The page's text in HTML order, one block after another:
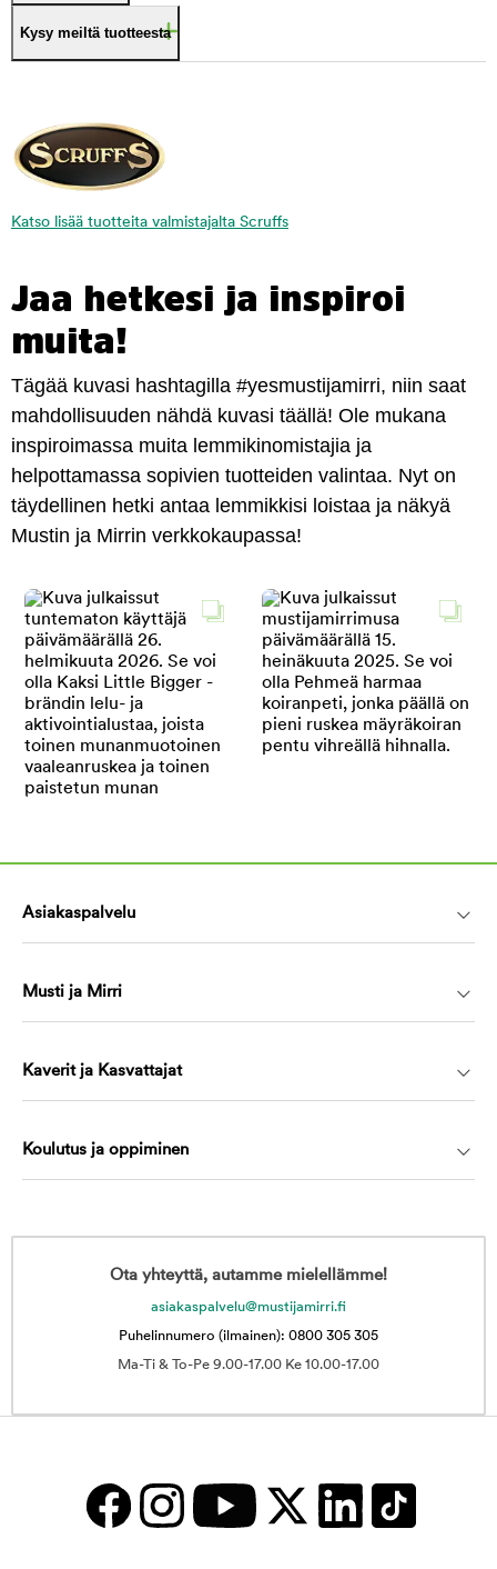
Kysy meiltä tuotteesta
Katso lisää tuotteita valmistajalta Scruffs
Jaa hetkesi ja inspiroi
muita!
Tägää kuvasi hashtagilla #yesmustijamirri, niin saat
mahdollisuuden nähdä kuvasi täällä! Ole mukana
inspiroimassa muita lemmikinomistajia ja
helpottamassa sopivien tuotteiden valintaa. Nyt on
täydellinen hetki antaa lemmikkisi loistaa ja näkyä
Mustin ja Mirrin verkkokaupassa!
Asiakaspalvelu
Musti ja Mirri
Kaverit ja Kasvattajat
Koulutus ja oppiminen
Ota yhteyttä, autamme mielellämme!
asiakaspalvelu@mustijamirri.fi
Puhelinnumero (ilmainen): 0800 305 305
Ma-Ti & To-Pe 9.00-17.00 Ke 10.00-17.00